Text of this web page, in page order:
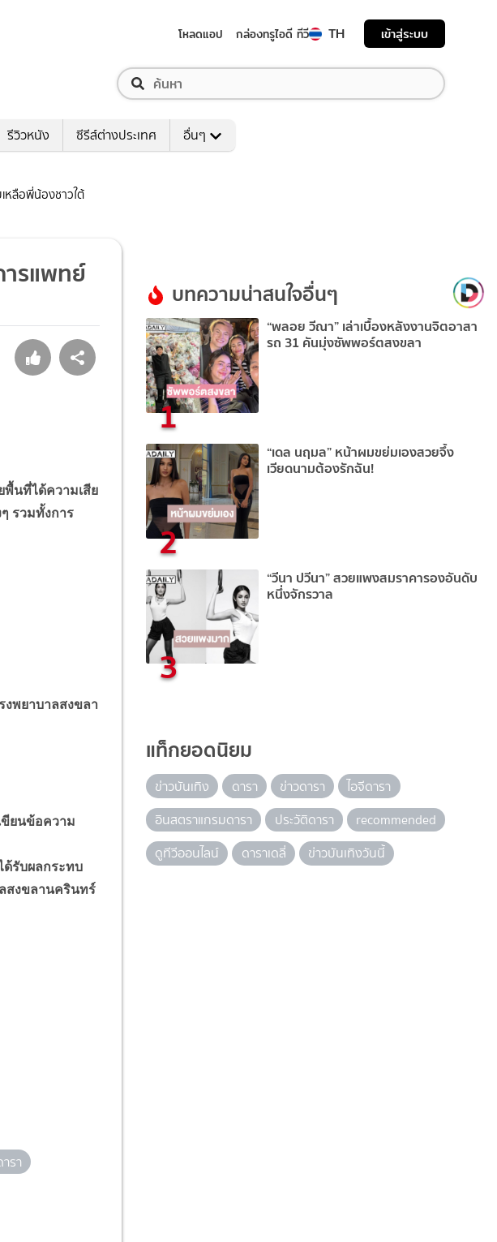
โหลดแอป กล่องทรูไอดี ทีวี TH เข้าสู่ระบบ
รีวิวหนัง ซีรีส์ต่างประเทศ อื่นๆ
หลือพี่น้องชาวใต้
ารแพทย์
นที่ได้ความเสีย
รวมทั้งการ
พยาบาลสงขลา
ยนข้อความ
รับผลกระทบ
สงขลานครินทร์
รา
บทความน่าสนใจอื่นๆ
1
“พลอย วีณา” เล่าเบื้องหลังงานจิตอาสา
รถ 31 คันมุ่งซัพพอร์ตสงขลา
2
“เดล นฤมล” หน้าผมขย่มเองสวยจึ้ง
เวียดนามต้องรักฉัน!
3
“วีนา ปวีนา” สวยแพงสมราคารองอันดับ
หนึ่งจักรวาล
แท็กยอดนิยม
ข่าวบันเทิง ดารา ข่าวดารา
ไอจีดารา
อินสตราแกรมดารา
ประวัติดารา
recommended
ดูทีวีออนไลน์
ดาราเดลี่ ข่าวบันเทิงวันนี้